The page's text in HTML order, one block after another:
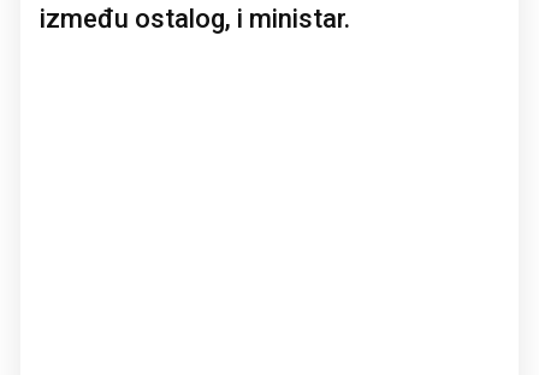
između ostalog, i ministar.